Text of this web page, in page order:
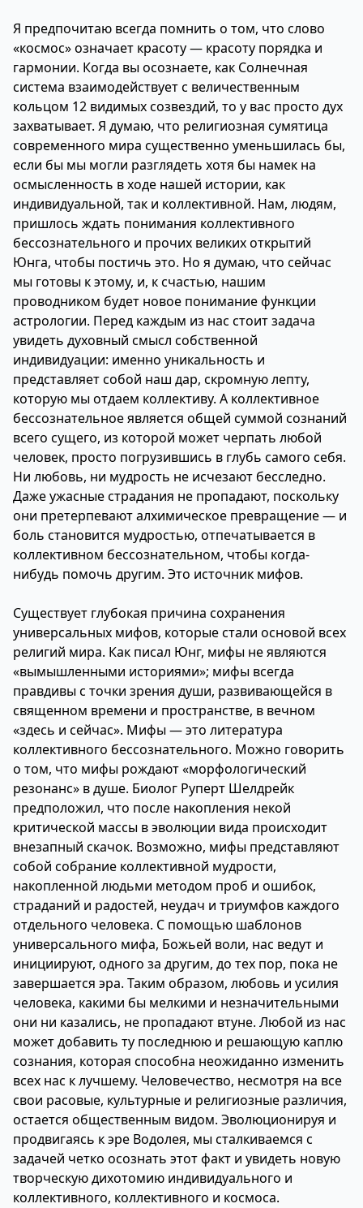
Я предпочитаю всегда помнить о том, что слово
«космос» означает красоту — красоту порядка и
гармонии. Когда вы осознаете, как Солнечная
система взаимодействует с величественным
кольцом 12 видимых созвездий, то у вас просто дух
захватывает. Я думаю, что религиозная сумятица
современного мира существенно уменьшилась бы,
если бы мы могли разглядеть хотя бы намек на
осмысленность в ходе нашей истории, как
индивидуальной, так и коллективной. Нам, людям,
пришлось ждать понимания коллективного
бессознательного и прочих великих открытий
Юнга, чтобы постичь это. Но я думаю, что сейчас
мы готовы к этому, и, к счастью, нашим
проводником будет новое понимание функции
астрологии. Перед каждым из нас стоит задача
увидеть духовный смысл собственной
индивидуации: именно уникальность и
представляет собой наш дар, скромную лепту,
которую мы отдаем коллективу. А коллективное
бессознательное является общей суммой сознаний
всего сущего, из которой может черпать любой
человек, просто погрузившись в глубь самого себя.
Ни любовь, ни мудрость не исчезают бесследно.
Даже ужасные страдания не пропадают, поскольку
они претерпевают алхимическое превращение — и
боль становится мудростью, отпечатывается в
коллективном бессознательном, чтобы когда-
нибудь помочь другим. Это источник мифов.
Существует глубокая причина сохранения
универсальных мифов, которые стали основой всех
религий мира. Как писал Юнг, мифы не являются
«вымышленными историями»; мифы всегда
правдивы с точки зрения души, развивающейся в
священном времени и пространстве, в вечном
«здесь и сейчас». Мифы — это литература
коллективного бессознательного. Можно говорить
о том, что мифы рождают «морфологический
резонанс» в душе. Биолог Руперт Шелдрейк
предположил, что после накопления некой
критической массы в эволюции вида происходит
внезапный скачок. Возможно, мифы представляют
собой собрание коллективной мудрости,
накопленной людьми методом проб и ошибок,
страданий и радостей, неудач и триумфов каждого
отдельного человека. С помощью шаблонов
универсального мифа, Божьей воли, нас ведут и
инициируют, одного за другим, до тех пор, пока не
завершается эра. Таким образом, любовь и усилия
человека, какими бы мелкими и незначительными
они ни казались, не пропадают втуне. Любой из нас
может добавить ту последнюю и решающую каплю
сознания, которая способна неожиданно изменить
всех нас к лучшему. Человечество, несмотря на все
свои расовые, культурные и религиозные различия,
остается общественным видом. Эволюционируя и
продвигаясь к эре Водолея, мы сталкиваемся с
задачей четко осознать этот факт и увидеть новую
творческую дихотомию индивидуального и
коллективного, коллективного и космоса.